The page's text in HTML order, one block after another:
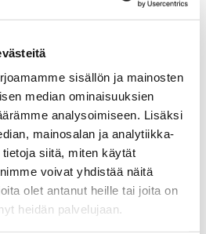
sisällön ja mainosten
median ominaisuuksien
analysoimiseen. Lisäksi
mainosalan ja analytiikka-
siitä, miten käytät
voivat yhdistää näitä
olet antanut heille tai joita on
heidän palvelujaan.
määrä metreinä. Huomioithan, että